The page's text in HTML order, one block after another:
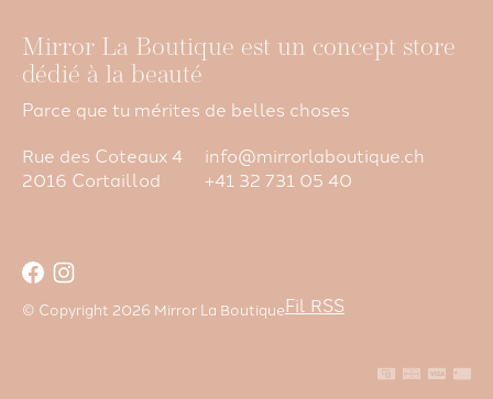
Mirror La Boutique est un concept store
dédié à la beauté
Parce que tu mérites de belles choses
Rue des Coteaux 4
2016 Cortaillod
info@mirrorlaboutique.ch
+41 32 731 05 40
© Copyright 2026 Mirror La BoutiqueFil RSS